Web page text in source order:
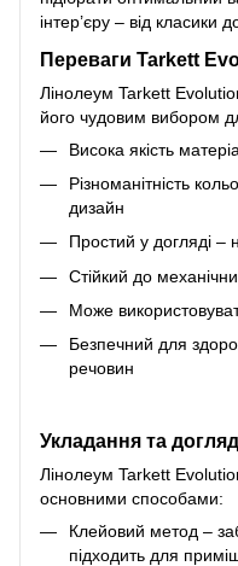
інтер’єру – від класики
Переваги Tarkett
Лінолеум Tarkett
його чудовим вибором
Висока якість
Різноманітність
дизайн
Простий у догляді –
Стійкий до
Може
Безпечний для
речовин
Укладання та догляд
Лінолеум Tarkett
основними способами:
Клейовий метод –
підходить для